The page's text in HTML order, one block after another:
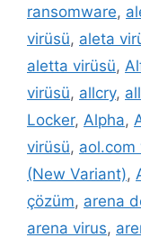
ransomware,
virüsü, aleta
aletta virüsü,
virüsü, allcry,
Locker, Alpha,
virüsü, aol.com
(New Variant),
çözüm, arena
arena virus,